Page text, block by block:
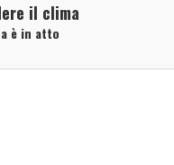
il clima
è in atto